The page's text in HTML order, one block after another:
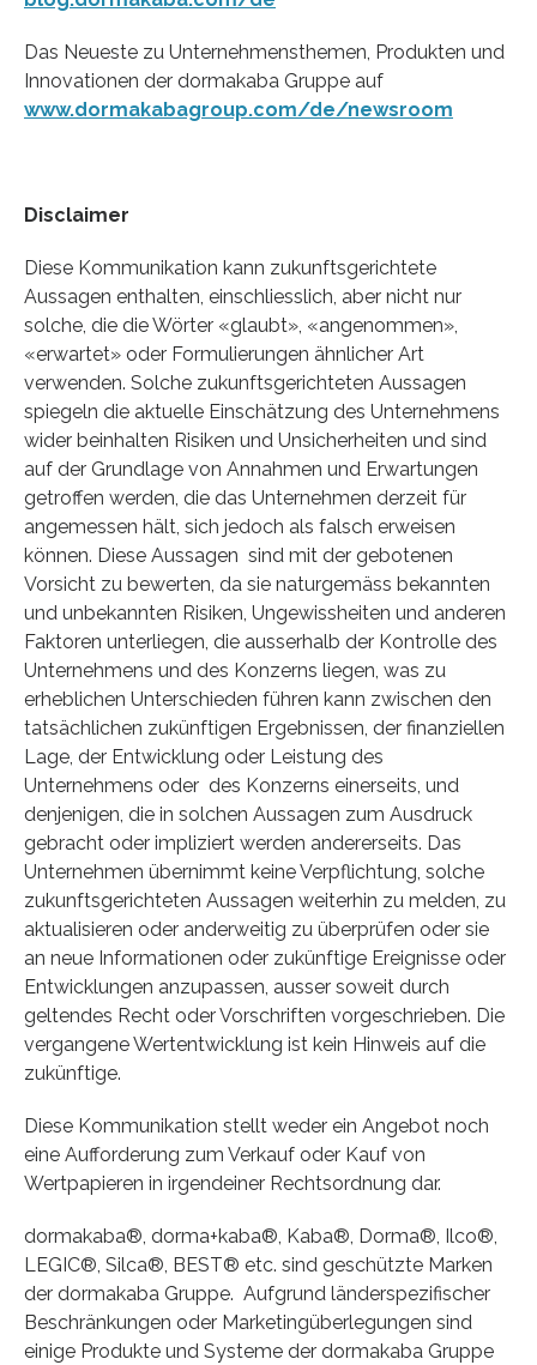
Das Neueste zu Unternehmensthemen, Produkten und
Innovationen der dormakaba Gruppe auf
www.dormakabagroup.com/de/newsroom
Disclaimer
Diese Kommunikation kann zukunftsgerichtete
Aussagen enthalten, einschliesslich, aber nicht nur
solche, die die Wörter «glaubt», «angenommen»,
«erwartet» oder Formulierungen ähnlicher Art
verwenden. Solche zukunftsgerichteten Aussagen
spiegeln die aktuelle Einschätzung des Unternehmens
wider beinhalten Risiken und Unsicherheiten und sind
auf der Grundlage von Annahmen und Erwartungen
getroffen werden, die das Unternehmen derzeit für
angemessen hält, sich jedoch als falsch erweisen
können. Diese Aussagen sind mit der gebotenen
Vorsicht zu bewerten, da sie naturgemäss bekannten
und unbekannten Risiken, Ungewissheiten und anderen
Faktoren unterliegen, die ausserhalb der Kontrolle des
Unternehmens und des Konzerns liegen, was zu
erheblichen Unterschieden führen kann zwischen den
tatsächlichen zukünftigen Ergebnissen, der finanziellen
Lage, der Entwicklung oder Leistung des
Unternehmens oder des Konzerns einerseits, und
denjenigen, die in solchen Aussagen zum Ausdruck
gebracht oder impliziert werden andererseits. Das
Unternehmen übernimmt keine Verpflichtung, solche
zukunftsgerichteten Aussagen weiterhin zu melden, zu
aktualisieren oder anderweitig zu überprüfen oder sie
an neue Informationen oder zukünftige Ereignisse oder
Entwicklungen anzupassen, ausser soweit durch
geltendes Recht oder Vorschriften vorgeschrieben. Die
vergangene Wertentwicklung ist kein Hinweis auf die
zukünftige.
Diese Kommunikation stellt weder ein Angebot noch
eine Aufforderung zum Verkauf oder Kauf von
Wertpapieren in irgendeiner Rechtsordnung dar.
dormakaba®, dorma+kaba®, Kaba®, Dorma®, Ilco®,
LEGIC®, Silca®, BEST® etc. sind geschützte Marken
der dormakaba Gruppe. Aufgrund länderspezifischer
Beschränkungen oder Marketingüberlegungen sind
einige Produkte und Systeme der dormakaba Gruppe